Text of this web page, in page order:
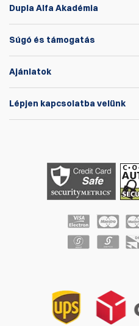
Dupla Alfa Akadémia
Súgó és támogatás
Ajánlatok
Lépjen kapcsolatba velünk